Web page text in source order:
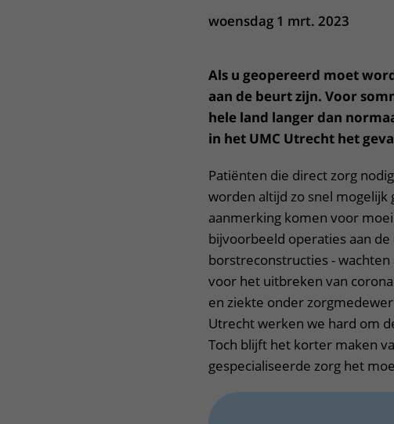
Bezoektijden
woensdag 1 mrt. 2023
Als u geopereerd moet
aan de beurt zijn. Voor
hele land langer dan
in het UMC Utrecht het
Patiënten die direct zorg
worden altijd zo snel
aanmerking komen voor
bijvoorbeeld operaties aan
borstreconstructies -
voor het uitbreken van
en ziekte onder
Utrecht werken we hard om
Toch blijft het korter maken
gespecialiseerde zorg het